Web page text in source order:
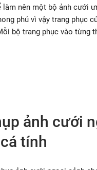
nên một bộ ảnh cưới
phú vì vậy trang phục
bộ trang phục vào
ảnh cưới
tính